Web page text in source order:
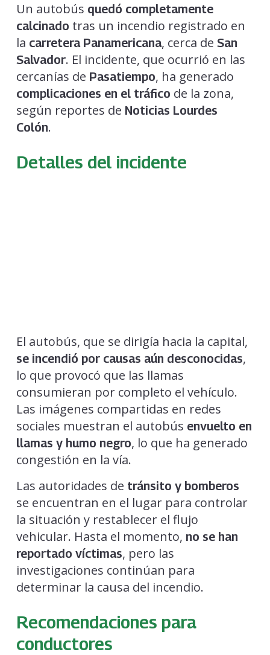
Un autobús quedó completamente
calcinado tras un incendio registrado en
la carretera Panamericana, cerca de San
Salvador. El incidente, que ocurrió en las
cercanías de Pasatiempo, ha generado
complicaciones en el tráfico de la zona,
según reportes de Noticias Lourdes
Colón.
Detalles del incidente
El autobús, que se dirigía hacia la capital,
se incendió por causas aún desconocidas,
lo que provocó que las llamas
consumieran por completo el vehículo.
Las imágenes compartidas en redes
sociales muestran el autobús envuelto en
llamas y humo negro, lo que ha generado
congestión en la vía.
Las autoridades de tránsito y bomberos
se encuentran en el lugar para controlar
la situación y restablecer el flujo
vehicular. Hasta el momento, no se han
reportado víctimas, pero las
investigaciones continúan para
determinar la causa del incendio.
Recomendaciones para
conductores